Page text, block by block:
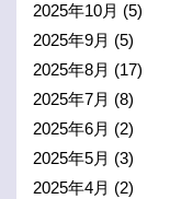
2025年10月 (5)
2025年9月 (5)
2025年8月 (17)
2025年7月 (8)
2025年6月 (2)
2025年5月 (3)
2025年4月 (2)